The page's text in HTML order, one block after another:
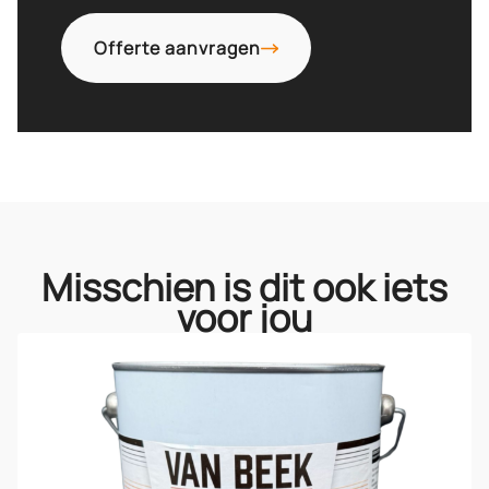
Offerte aanvragen
Misschien is dit ook iets
voor jou